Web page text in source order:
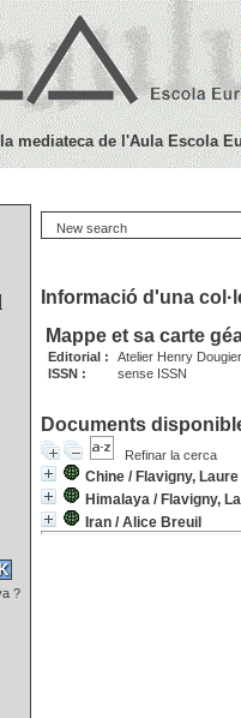
New search
Informació d'una
Mappe et sa carte
Editorial :
Atelier Henry Dougier
ISSN :
sense ISSN
Documents
Refinar la cerca
Chine / Flavigny, Laure
Himalaya / Flavigny,
Iran /Alice Breuil
mediateca de l'Aula Escola
?